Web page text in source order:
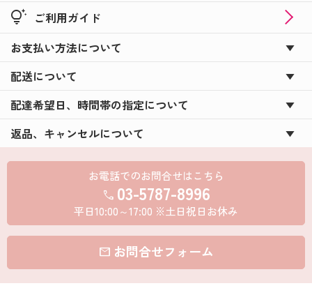
tips_and_updates ご利用ガイド
お支払い方法について
配送について
配達希望日、時間帯の指定について
返品、キャンセルについて
お電話でのお問合せはこちら
call 03-5787-8996
平日10:00～17:00 ※土日祝日お休み
mail お問合せフォーム